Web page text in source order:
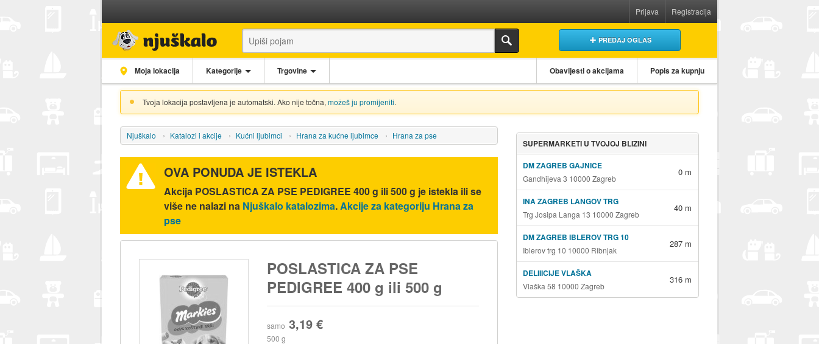
Prijava Registracija
PREDAJ OGLAS
Moja lokacija Kategorije Trgovine Obavijesti o akcijama Popis za kupnju
Tvoja lokacija postavljena je automatski. Ako nije točna, možeš ju promijeniti.
Njuškalo Katalozi i akcije Kućni ljubimci Hrana za kućne ljubimce Hrana za pse
OVA PONUDA JE ISTEKLA
Akcija POSLASTICA ZA PSE PEDIGREE 400 g ili 500 g je istekla ili se
više ne nalazi na Njuškalo katalozima.Akcije za kategoriju Hrana za
pse
POSLASTICA ZA PSE
PEDIGREE 400 g ili 500 g
samo 3,19 €
500 g
SUPERMARKETI U TVOJOJ BLIZINI
DM ZAGREB GAJNICE
Gandhijeva 3 10000 Zagreb
0 m
INA ZAGREB LANGOV TRG
Trg Josipa Langa 13 10000 Zagreb
40 m
DM ZAGREB IBLEROV TRG 10
Iblerov trg 10 10000 Ribnjak
287 m
DELIIICIJE VLAŠKA
Vlaška 58 10000 Zagreb
316 m